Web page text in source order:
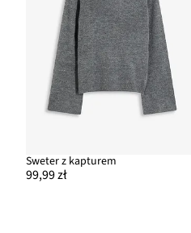
Sweter z kapturem
99,99 zł